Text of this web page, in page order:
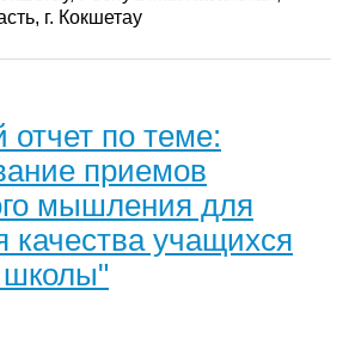
г. Кокшетау
отчет по теме:
приемов
мышления для
учащихся
школы"